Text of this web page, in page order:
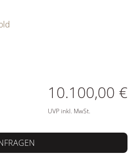
10.100,00 €
UVP inkl. MwSt.